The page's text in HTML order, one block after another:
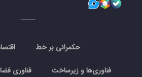
حکمرانی بر خط
فناوری‌ها و زیرساخت فناوری